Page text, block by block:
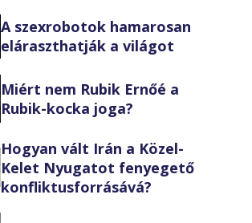
A szexrobotok hamarosan
eláraszthatják a világot
Miért nem Rubik Ernőé a
Rubik-kocka joga?
Hogyan vált Irán a Közel-
Kelet Nyugatot fenyegető
konfliktusforrásává?